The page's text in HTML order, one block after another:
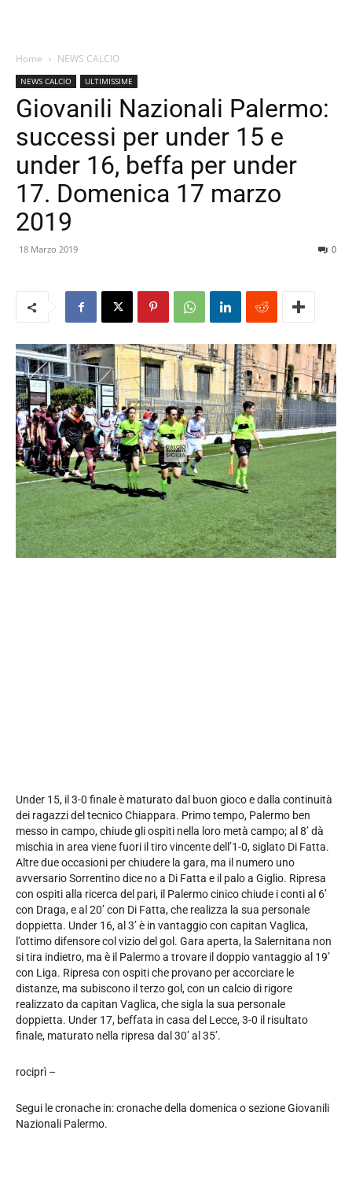
Home NEWS CALCIO
NEWS CALCIO ULTIMISSIME
Giovanili Nazionali Palermo:
successi per under 15 e
under 16, beffa per under
17. Domenica 17 marzo
2019
18 Marzo 2019 0
Under 15, il 3-0 finale è maturato dal buon gioco e dalla continuità
dei ragazzi del tecnico Chiappara. Primo tempo, Palermo ben
messo in campo, chiude gli ospiti nella loro metà campo; al 8’ dà
mischia in area viene fuori il tiro vincente dell’1-0, siglato Di Fatta.
Altre due occasioni per chiudere la gara, ma il numero uno
avversario Sorrentino dice no a Di Fatta e il palo a Giglio. Ripresa
con ospiti alla ricerca del pari, il Palermo cinico chiude i conti al 6’
con Draga, e al 20’ con Di Fatta, che realizza la sua personale
doppietta. Under 16, al 3’ è in vantaggio con capitan Vaglica,
l’ottimo difensore col vizio del gol. Gara aperta, la Salernitana non
si tira indietro, ma è il Palermo a trovare il doppio vantaggio al 19’
con Liga. Ripresa con ospiti che provano per accorciare le
distanze, ma subiscono il terzo gol, con un calcio di rigore
realizzato da capitan Vaglica, che sigla la sua personale
doppietta. Under 17, beffata in casa del Lecce, 3-0 il risultato
finale, maturato nella ripresa dal 30’ al 35’.
rociprì –
Segui le cronache in: cronache della domenica o sezione Giovanili
Nazionali Palermo.